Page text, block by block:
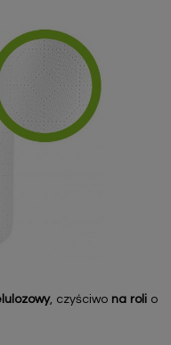
, czyściwo na roli o